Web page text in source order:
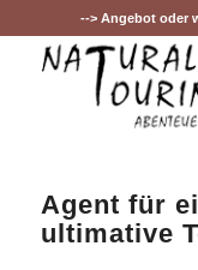
--> Angebot oder
Agent für
ultimative